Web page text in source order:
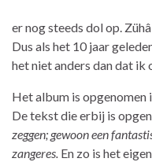
er nog steeds dol op.
Dus als het 10 jaar
het niet anders dan dat ik
Het album is opgenomen
De tekst die erbij is
zeggen; gewoon een
zangeres. En zo is het